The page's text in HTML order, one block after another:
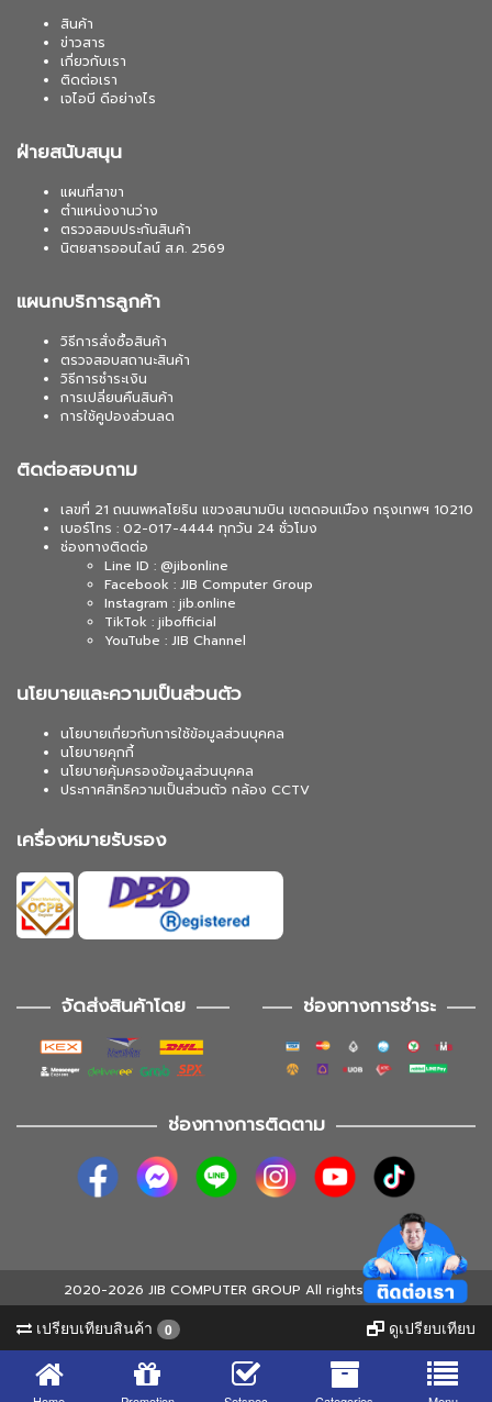
สินค้า
ข่าวสาร
เกี่ยวกับเรา
ติดต่อเรา
เจไอบี ดีอย่างไร
ฝ่ายสนับสนุน
แผนที่สาขา
ตำแหน่งงานว่าง
ตรวจสอบประกันสินค้า
นิตยสารออนไลน์ ส.ค. 2569
แผนกบริการลูกค้า
วิธีการสั่งซื้อสินค้า
ตรวจสอบสถานะสินค้า
วิธีการชำระเงิน
การเปลี่ยนคืนสินค้า
การใช้คูปองส่วนลด
ติดต่อสอบถาม
เลขที่ 21 ถนนพหลโยธิน แขวงสนามบิน เขตดอนเมือง กรุงเทพฯ 10210
เบอร์โทร : 02-017-4444 ทุกวัน 24 ชั่วโมง
ช่องทางติดต่อ
Line ID : @jibonline
Facebook : JIB Computer Group
Instagram : jib.online
TikTok : jibofficial
YouTube : JIB Channel
นโยบายและความเป็นส่วนตัว
นโยบายเกี่ยวกับการใช้ข้อมูลส่วนบุคคล
นโยบายคุกกี้
นโยบายคุ้มครองข้อมูลส่วนบุคคล
ประกาศสิทธิความเป็นส่วนตัว กล้อง CCTV
เครื่องหมายรับรอง
จัดส่งสินค้าโดย ช่องทางการชำระ
ช่องทางการติดตาม
2020-2026 JIB COMPUTER GROUP All rights reserved
เปรียบเทียบสินค้า 0 ดูเปรียบเทียบ